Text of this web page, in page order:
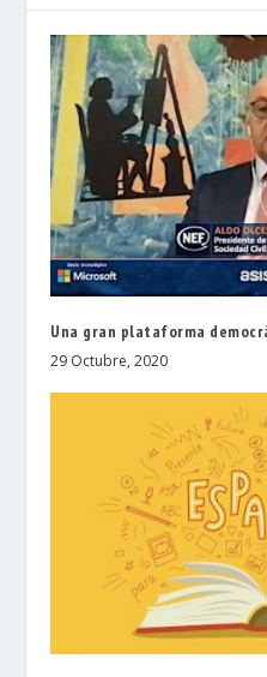
Una gran plataforma
29 Octubre, 2020